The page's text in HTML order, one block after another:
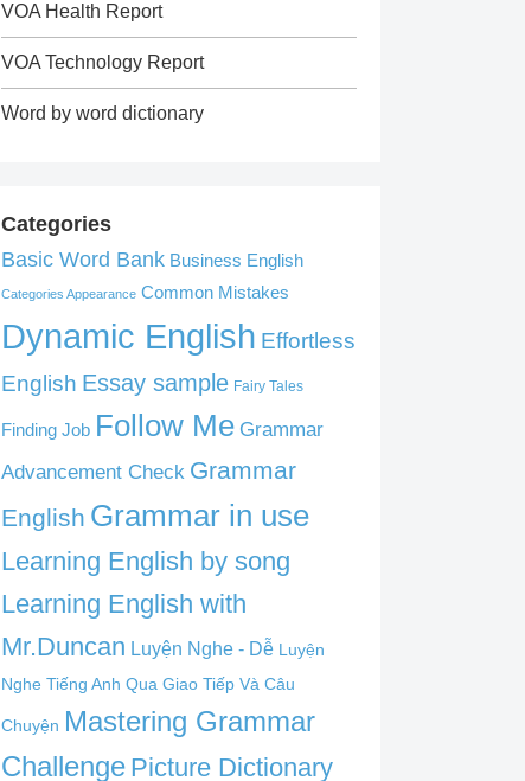
VOA Health Report
VOA Technology Report
Word by word dictionary
Categories
Basic Word Bank Business English
Categories Appearance Common Mistakes
Dynamic English Effortless
English Essay sample Fairy Tales
Finding Job Follow Me Grammar
Advancement Check Grammar
English Grammar in use
Learning English by song
Learning English with
Mr.Duncan Luyện Nghe - Dễ Luyện
Nghe Tiếng Anh Qua Giao Tiếp Và Câu
Chuyện Mastering Grammar
Challenge Picture Dictionary